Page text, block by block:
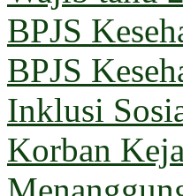
BPJS
BPJS
Inklusi
Korban